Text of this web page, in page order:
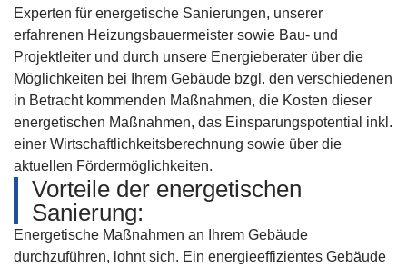
Experten für energetische Sanierungen, unserer
erfahrenen Heizungsbauermeister sowie Bau- und
Projektleiter und durch unsere Energieberater über die
Möglichkeiten bei Ihrem Gebäude bzgl. den verschiedenen
in Betracht kommenden Maßnahmen, die Kosten dieser
energetischen Maßnahmen, das Einsparungspotential inkl.
einer Wirtschaftlichkeitsberechnung sowie über die
aktuellen Fördermöglichkeiten.
Vorteile der energe­tischen
Sanierung:
Energetische Maßnahmen an Ihrem Gebäude
durchzuführen, lohnt sich. Ein energieeffizientes Gebäude